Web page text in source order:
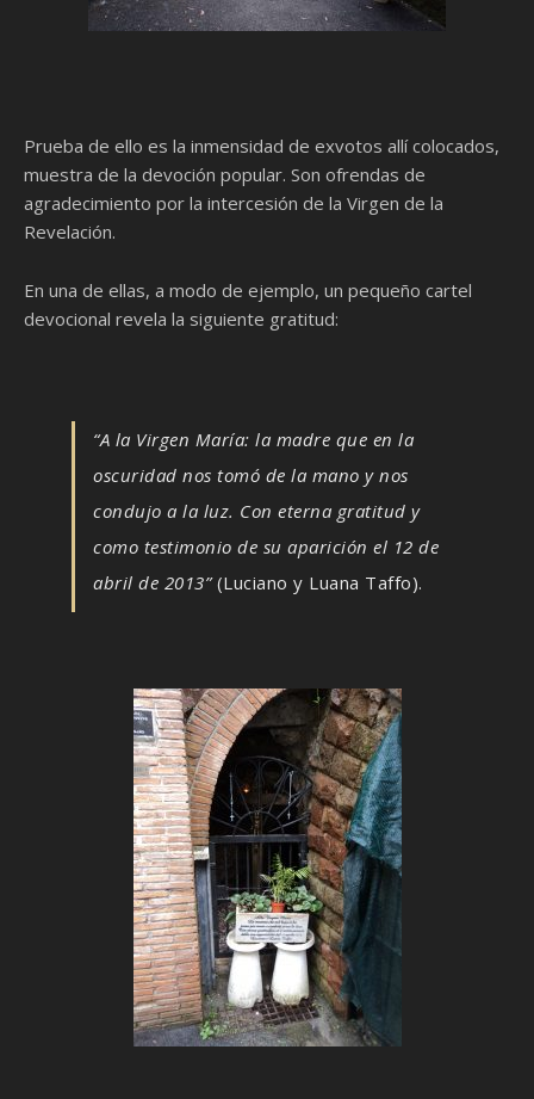
Prueba de ello es la inmensidad de exvotos allí colocados,
muestra de la devoción popular. Son ofrendas de
agradecimiento por la intercesión de la Virgen de la
Revelación.
En una de ellas, a modo de ejemplo, un pequeño cartel
devocional revela la siguiente gratitud:
“A la Virgen María: la madre que en la
oscuridad nos tomó de la mano y nos
condujo a la luz. Con eterna gratitud y
como testimonio de su aparición el 12 de
abril de 2013”(Luciano y Luana Taffo).